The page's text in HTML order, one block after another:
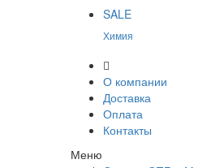
SALE
Химия
О компании
Доставка
Оплата
Контакты
Меню